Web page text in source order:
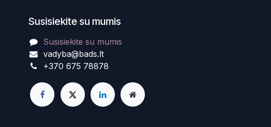
Susisiekite su mumis
Susisiekite su mumis
vadyba@bads.lt
+370 675 78878